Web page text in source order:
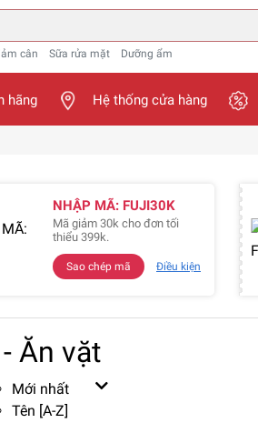
cân Sữa rửa mặt Dưỡng ẩm
hãng Hệ thống cửa hàng
NHẬP MÃ: FUJI30K
Mã giảm 30k cho đơn tối
thiểu 399k.
Sao chép mã Điều kiện
Ăn vặt
Mới nhất
Tên [A-Z]